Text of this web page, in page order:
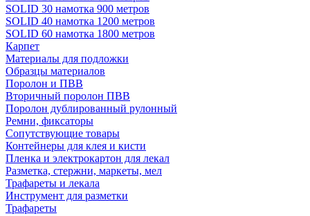
SOLID 30 намотка 900 метров
SOLID 40 намотка 1200 метров
SOLID 60 намотка 1800 метров
Карпет
Материалы для подложки
Образцы материалов
Поролон и ПВВ
Вторичный поролон ПВВ
Поролон дублированный рулонный
Ремни, фиксаторы
Сопутствующие товары
Контейнеры для клея и кисти
Пленка и электрокартон для лекал
Разметка, стержни, маркеты, мел
Трафареты и лекала
Инструмент для разметки
Трафареты